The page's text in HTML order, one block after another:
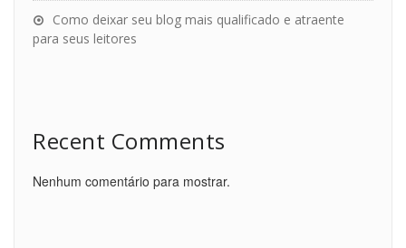
Como deixar seu blog mais qualificado e atraente
para seus leitores
Recent Comments
Nenhum comentário para mostrar.